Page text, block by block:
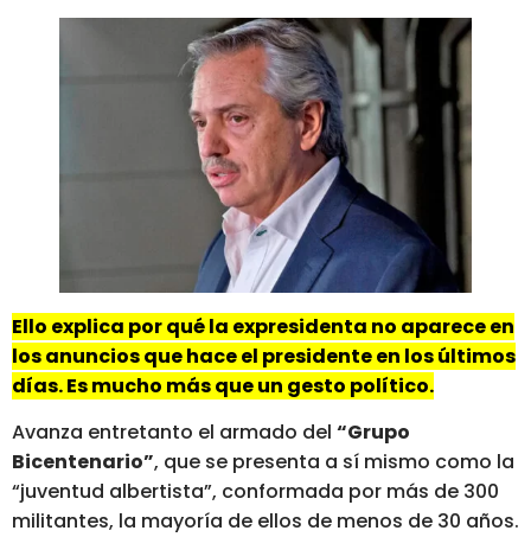
Ello explica por qué la expresidenta no aparece en
los anuncios que hace el presidente en los últimos
días. Es mucho más que un gesto político.
Avanza entretanto el armado del “Grupo
Bicentenario”, que se presenta a sí mismo como la
“juventud albertista”, conformada por más de 300
militantes, la mayoría de ellos de menos de 30 años.